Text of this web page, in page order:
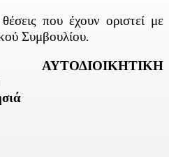
που έχουν οριστεί με
Συμβουλίου.